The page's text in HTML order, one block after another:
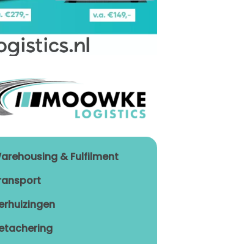
& Fulfilment